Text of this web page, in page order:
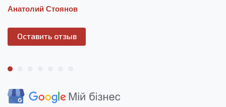
Анатолий Стоянов
Оставить отзыв